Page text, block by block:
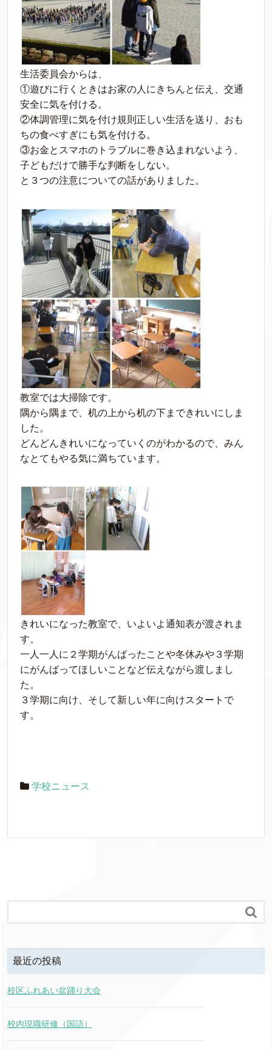
生活委員会からは、
①遊びに行くときはお家の人にきちんと伝え、交通
安全に気を付ける。
②体調管理に気を付け規則正しい生活を送り、おも
ちの食べすぎにも気を付ける。
③お金とスマホのトラブルに巻き込まれないよう、
子どもだけで勝手な判断をしない。
と３つの注意についての話がありました。
教室では大掃除です。
隅から隅まで、机の上から机の下まできれいにしま
した。
どんどんきれいになっていくのがわかるので、みん
なとてもやる気に満ちています。
きれいになった教室で、いよいよ通知表が渡されま
す。
一人一人に２学期がんばったことや冬休みや３学期
にがんばってほしいことなど伝えながら渡しまし
た。
３学期に向け、そして新しい年に向けスタートで
す。
学校ニュース

最近の投稿
校区ふれあい盆踊り大会
校内現職研修（国語）